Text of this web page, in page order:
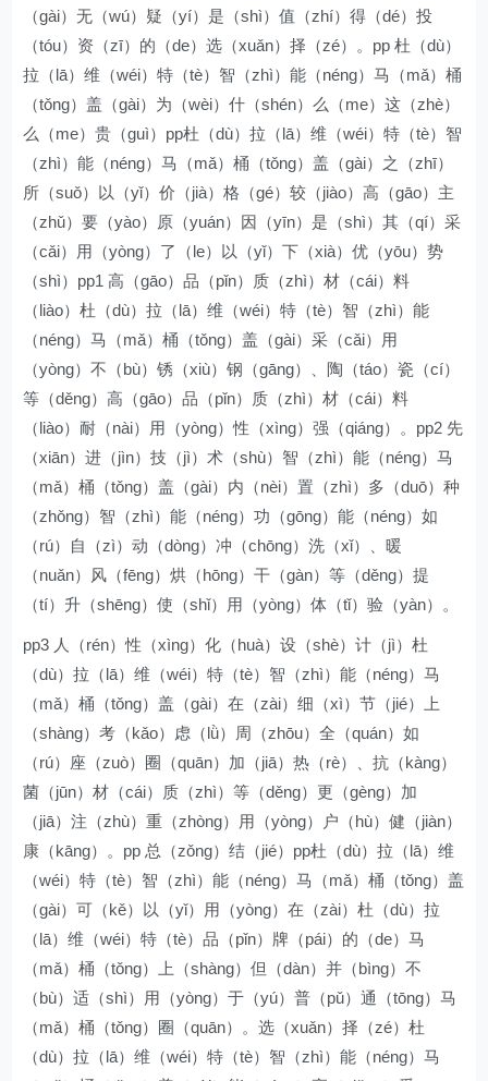
（gài）无（wú）疑（yí）是（shì）值（zhí）得（dé）投
（tóu）资（zī）的（de）选（xuǎn）择（zé）。pp 杜（dù）
拉（lā）维（wéi）特（tè）智（zhì）能（néng）马（mǎ）桶
（tǒng）盖（gài）为（wèi）什（shén）么（me）这（zhè）
么（me）贵（guì）pp杜（dù）拉（lā）维（wéi）特（tè）智
（zhì）能（néng）马（mǎ）桶（tǒng）盖（gài）之（zhī）
所（suǒ）以（yǐ）价（jià）格（gé）较（jiào）高（gāo）主
（zhǔ）要（yào）原（yuán）因（yīn）是（shì）其（qí）采
（cǎi）用（yòng）了（le）以（yǐ）下（xià）优（yōu）势
（shì）pp1 高（gāo）品（pǐn）质（zhì）材（cái）料
（liào）杜（dù）拉（lā）维（wéi）特（tè）智（zhì）能
（néng）马（mǎ）桶（tǒng）盖（gài）采（cǎi）用
（yòng）不（bù）锈（xiù）钢（gāng）、陶（táo）瓷（cí）
等（děng）高（gāo）品（pǐn）质（zhì）材（cái）料
（liào）耐（nài）用（yòng）性（xìng）强（qiáng）。pp2 先
（xiān）进（jìn）技（jì）术（shù）智（zhì）能（néng）马
（mǎ）桶（tǒng）盖（gài）内（nèi）置（zhì）多（duō）种
（zhǒng）智（zhì）能（néng）功（gōng）能（néng）如
（rú）自（zì）动（dòng）冲（chōng）洗（xǐ）、暖
（nuǎn）风（fēng）烘（hōng）干（gàn）等（děng）提
（tí）升（shēng）使（shǐ）用（yòng）体（tǐ）验（yàn）。
pp3 人（rén）性（xìng）化（huà）设（shè）计（jì）杜
（dù）拉（lā）维（wéi）特（tè）智（zhì）能（néng）马
（mǎ）桶（tǒng）盖（gài）在（zài）细（xì）节（jié）上
（shàng）考（kǎo）虑（lǜ）周（zhōu）全（quán）如
（rú）座（zuò）圈（quān）加（jiā）热（rè）、抗（kàng）
菌（jūn）材（cái）质（zhì）等（děng）更（gèng）加
（jiā）注（zhù）重（zhòng）用（yòng）户（hù）健（jiàn）
康（kāng）。pp 总（zǒng）结（jié）pp杜（dù）拉（lā）维
（wéi）特（tè）智（zhì）能（néng）马（mǎ）桶（tǒng）盖
（gài）可（kě）以（yǐ）用（yòng）在（zài）杜（dù）拉
（lā）维（wéi）特（tè）品（pǐn）牌（pái）的（de）马
（mǎ）桶（tǒng）上（shàng）但（dàn）并（bìng）不
（bù）适（shì）用（yòng）于（yú）普（pǔ）通（tōng）马
（mǎ）桶（tǒng）圈（quān）。选（xuǎn）择（zé）杜
（dù）拉（lā）维（wéi）特（tè）智（zhì）能（néng）马